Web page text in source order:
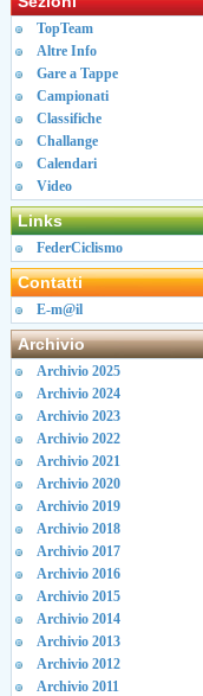
TopTeam
Altre Info
Gare a Tappe
Campionati
Classifiche
Challange
Calendari
Video
Links
FederCiclismo
Contatti
E-m@il
Archivio
Archivio 2025
Archivio 2024
Archivio 2023
Archivio 2022
Archivio 2021
Archivio 2020
Archivio 2019
Archivio 2018
Archivio 2017
Archivio 2016
Archivio 2015
Archivio 2014
Archivio 2013
Archivio 2012
Archivio 2011